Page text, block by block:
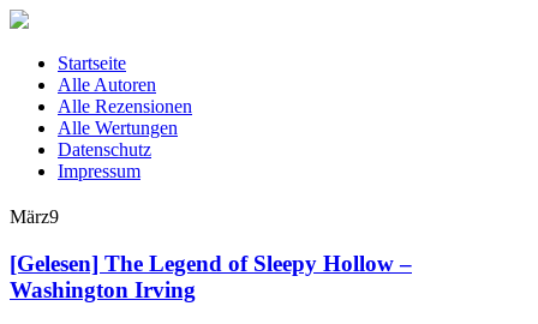
Startseite
Alle Autoren
Alle Rezensionen
Alle Wertungen
Datenschutz
Impressum
März9
[Gelesen] The Legend of Sleepy Hollow –
Washington Irving